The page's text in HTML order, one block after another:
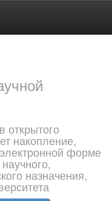
открытого
накопление,
форме
назначения,